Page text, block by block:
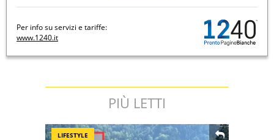
Per info su servizi e tariffe:
www.1240.it
PIÙ LETTI
LIFESTYLE